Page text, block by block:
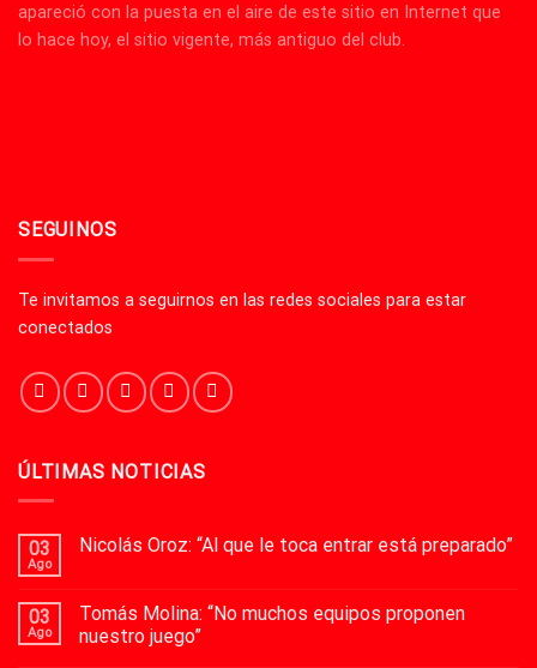
apareció con la puesta en el aire de este sitio en Internet que
lo hace hoy, el sitio vigente, más antiguo del club.
SEGUINOS
Te invitamos a seguirnos en las redes sociales para estar
conectados
ÚLTIMAS NOTICIAS
03
Ago
Nicolás Oroz: “Al que le toca entrar está preparado”
03
Ago
Tomás Molina: “No muchos equipos proponen
nuestro juego”